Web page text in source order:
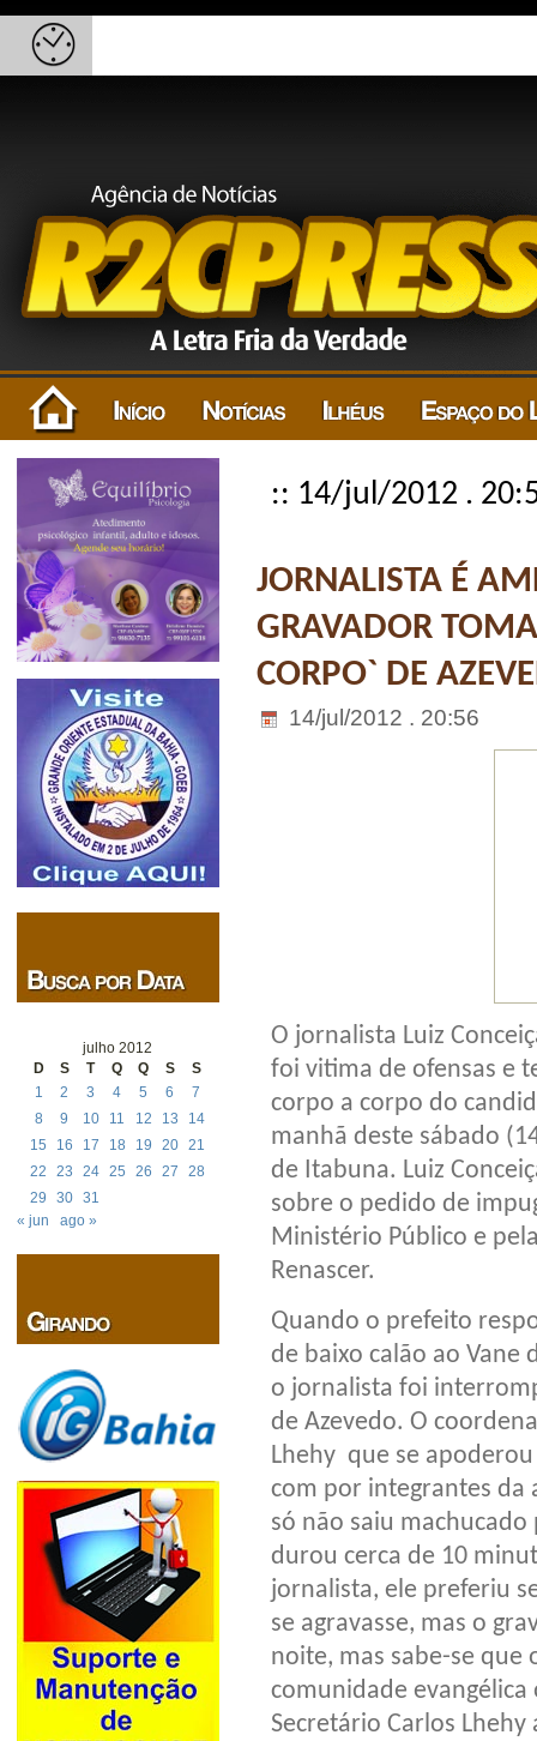
julho 2012
D
S T Q Q S
S
1
2 3 4 5 6
7
8
9 10 11 12 13
14
15
16 17 18 19 20 21
22
23 24 25 26 27
28
29
30 31
« jun
ago »
:: 14/jul/2012 .
JORNALISTA É
GRAVADOR
CORPO` DE
14/jul/2012 . 20:56
O jornalista Luiz
foi vitima de ofensas e
corpo a corpo do
manhã deste sábado
de Itabuna. Luiz
sobre o pedido de
Ministério Público e
Renascer.
Quando o prefeito
de baixo calão ao Vane
o jornalista foi
de Azevedo. O
Lhehy que se
com por integrantes da
só não saiu
durou cerca de 10
jornalista, ele preferiu
se agravasse, mas o
noite, mas sabe-se que
comunidade
Secretário Carlos